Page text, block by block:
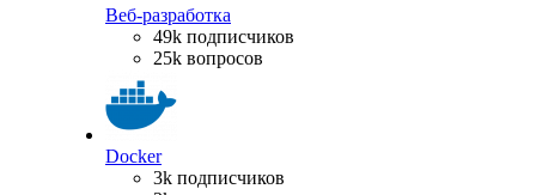
Веб-разработка
49k подписчиков
25k вопросов
Docker
3k подписчиков